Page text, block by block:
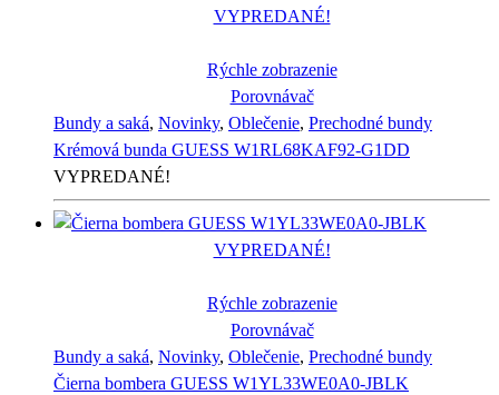
VYPREDANÉ!
Rýchle zobrazenie
Porovnávač
Bundy a saká, Novinky, Oblečenie, Prechodné bundy
Krémová bunda GUESS W1RL68KAF92-G1DD
VYPREDANÉ!
VYPREDANÉ!
Rýchle zobrazenie
Porovnávač
Bundy a saká, Novinky, Oblečenie, Prechodné bundy
Čierna bombera GUESS W1YL33WE0A0-JBLK